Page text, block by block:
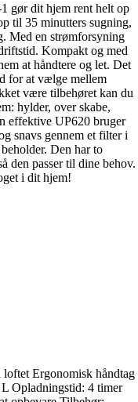
gør dit hjem rent helt op
til 35 minutters sugning,
Med en strømforsyning
Kompakt og med
at håndtere og let. Det
for at vælge mellem
være tilbehøret kan du
hylder, over skabe,
effektive UP620 bruger
snavs gennem et filter i
Den har to
den passer til dine behov.
i dit hjem!
Ergonomisk håndtag
Opladningstid: 4 timer